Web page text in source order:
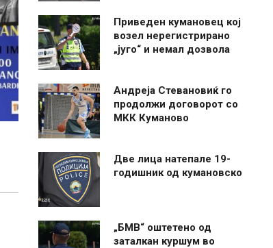
Приведен кумановец кој
возел нерегистрирано
„југо“ и немал дозвола
Андреја Стевановиќ го
продолжи договорот со
МКК Куманово
Две лица натепале 19-
годишник од кумановско
„БМВ“ оштетено од
заталкан куршум во